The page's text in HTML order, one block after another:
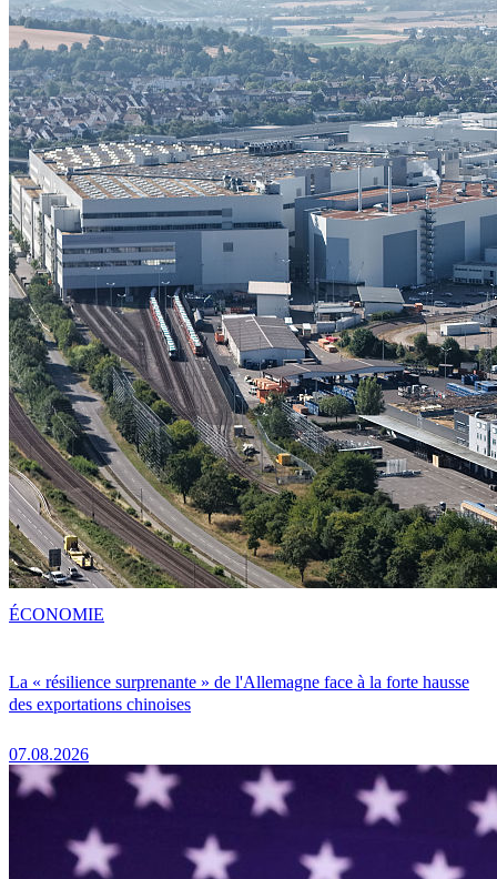
La « résilience surprenante » de l'Allemagne face à la forte hausse
des exportations chinoises
07.08.2026
ÉCONOMIE